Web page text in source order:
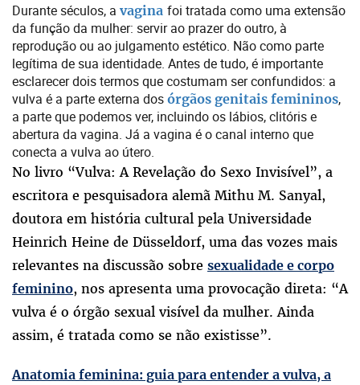
Durante séculos, a vagina foi tratada como uma extensão
da função da mulher: servir ao prazer do outro, à
reprodução ou ao julgamento estético. Não como parte
legítima de sua identidade. Antes de tudo, é importante
esclarecer dois termos que costumam ser confundidos: a
vulva é a parte externa dos órgãos genitais femininos,
a parte que podemos ver, incluindo os lábios, clitóris e
abertura da vagina. Já a vagina é o canal interno que
conecta a vulva ao útero.
No livro “Vulva: A Revelação do Sexo Invisível”, a
escritora e pesquisadora alemã Mithu M. Sanyal,
doutora em história cultural pela Universidade
Heinrich Heine de Düsseldorf, uma das vozes mais
relevantes na discussão sobre sexualidade e corpo
feminino, nos apresenta uma provocação direta: “A
vulva é o órgão sexual visível da mulher. Ainda
assim, é tratada como se não existisse”.
Anatomia feminina: guia para entender a vulva, a